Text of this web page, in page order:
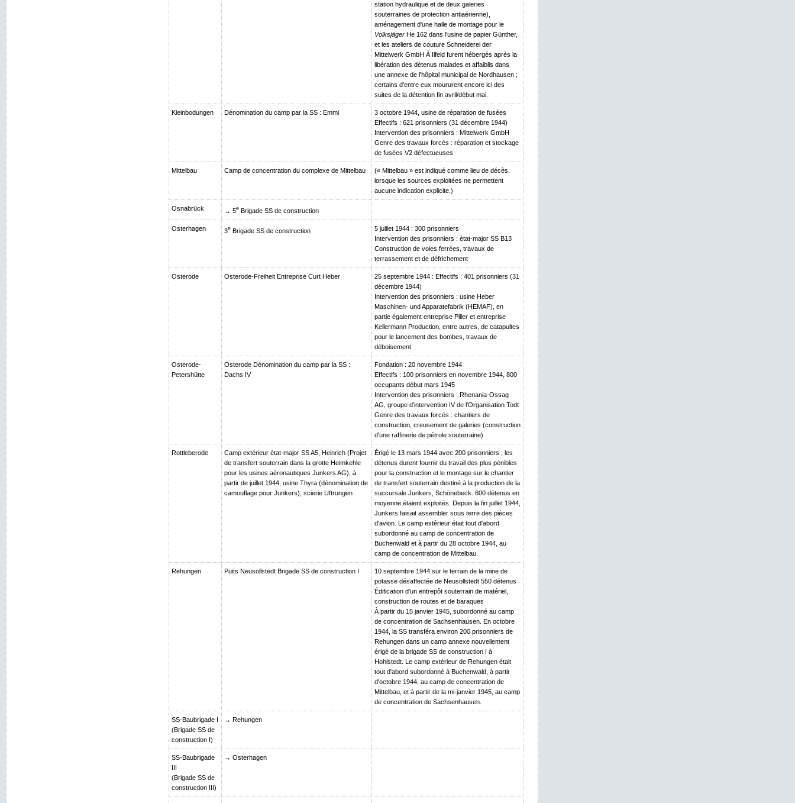
station hydraulique et de deux galeries
souterraines de protection antiaérienne),
aménagement d'une halle de montage pour le
Volksjäger He 162 dans l'usine de papier Günther,
et les ateliers de couture Schneiderei der
Mittelwerk GmbH À Ilfeld furent hébergés après la
libération des détenus malades et affaiblis dans
une annexe de l'hôpital municipal de Nordhausen ;
certains d'entre eux moururent encore ici des
suites de la détention fin avril/début mai.
Kleinbodungen Dénomination du camp par la SS : Emmi
3 octobre 1944, usine de réparation de fusées
Effectifs : 621 prisonniers (31 décembre 1944)
Intervention des prisonniers : Mittelwerk GmbH
Genre des travaux forcés : réparation et stockage
de fusées V2 défectueuses
Mittelbau Camp de concentration du complexe de Mittelbau
(« Mittelbau » est indiqué comme lieu de décès,
lorsque les sources exploitées ne permettent
aucune indication explicite.)
Osnabrück → 5e Brigade SS de construction
Osterhagen 3e Brigade SS de construction
5 juillet 1944 : 300 prisonniers
Intervention des prisonniers : état-major SS B13
Construction de voies ferrées, travaux de
terrassement et de défrichement
Osterode Osterode-Freiheit Entreprise Curt Heber
25 septembre 1944 : Effectifs : 401 prisonniers (31
décembre 1944)
Intervention des prisonniers : usine Heber
Maschinen- und Apparatefabrik (HEMAF), en
partie également entreprise Piller et entreprise
Kellermann Production, entre autres, de catapultes
pour le lancement des bombes, travaux de
déboisement
Osterode-
Petershütte
Osterode Dénomination du camp par la SS :
Dachs IV
Fondation : 20 novembre 1944
Effectifs : 100 prisonniers en novembre 1944, 800
occupants début mars 1945
Intervention des prisonniers : Rhenania-Ossag
AG, groupe d'intervention IV de l'Organisation Todt
Genre des travaux forcés : chantiers de
construction, creusement de galeries (construction
d'une raffinerie de pétrole souterraine)
Rottleberode
Camp extérieur état-major SS A5, Heinrich (Projet
de transfert souterrain dans la grotte Heimkehle
pour les usines aéronautiques Junkers AG), à
partir de juillet 1944, usine Thyra (dénomination de
camouflage pour Junkers), scierie Uftrungen
Érigé le 13 mars 1944 avec 200 prisonniers ; les
détenus durent fournir du travail des plus pénibles
pour la construction et le montage sur le chantier
de transfert souterrain destiné à la production de la
succursale Junkers, Schönebeck. 600 détenus en
moyenne étaient exploités. Depuis la fin juillet 1944,
Junkers faisait assembler sous terre des pièces
d'avion. Le camp extérieur était tout d'abord
subordonné au camp de concentration de
Buchenwald et à partir du 28 octobre 1944, au
camp de concentration de Mittelbau.
Rehungen Puits Neusollstedt Brigade SS de construction I
10 septembre 1944 sur le terrain de la mine de
potasse désaffectée de Neusollstedt 550 détenus
Édification d'un entrepôt souterrain de matériel,
construction de routes et de baraques
À partir du 15 janvier 1945, subordonné au camp
de concentration de Sachsenhausen. En octobre
1944, la SS transféra environ 200 prisonniers de
Rehungen dans un camp annexe nouvellement
érigé de la brigade SS de construction I à
Hohlstedt. Le camp extérieur de Rehungen était
tout d'abord subordonné à Buchenwald, à partir
d'octobre 1944, au camp de concentration de
Mittelbau, et à partir de la mi-janvier 1945, au camp
de concentration de Sachsenhausen.
SS-Baubrigade I
(Brigade SS de
construction I)
→ Rehungen
SS-Baubrigade
III
(Brigade SS de
construction III)
→ Osterhagen